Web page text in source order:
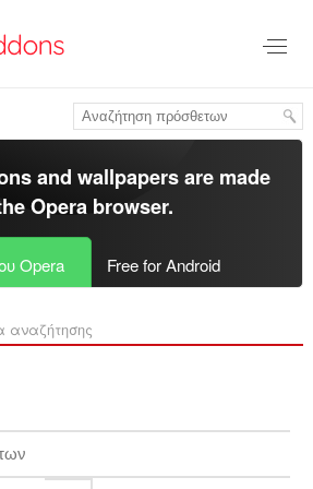
and wallpapers are made
Opera browser.
Opera Free for Android
αναζήτησης